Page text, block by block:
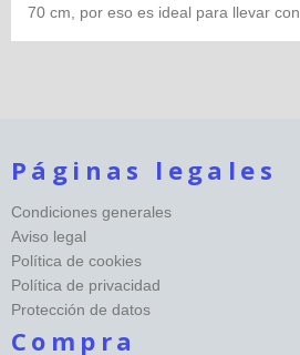
70 cm, por eso es ideal para llevar
Páginas legales
Condiciones generales
Aviso legal
Política de cookies
Política de privacidad
Protección de datos
Compra